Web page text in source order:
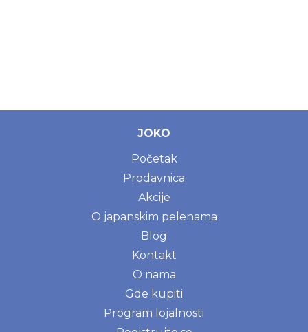
JOKO
Početak
Prodavnica
Akcije
O japanskim pelenama
Blog
Kontakt
O nama
Gde kupiti
Program lojalnosti